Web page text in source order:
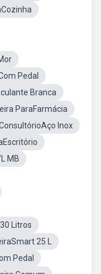
Pedal
Branca
ParaFarmácia
ConsultórioAço Inox
MB
30 Litros
25 L
Pedal